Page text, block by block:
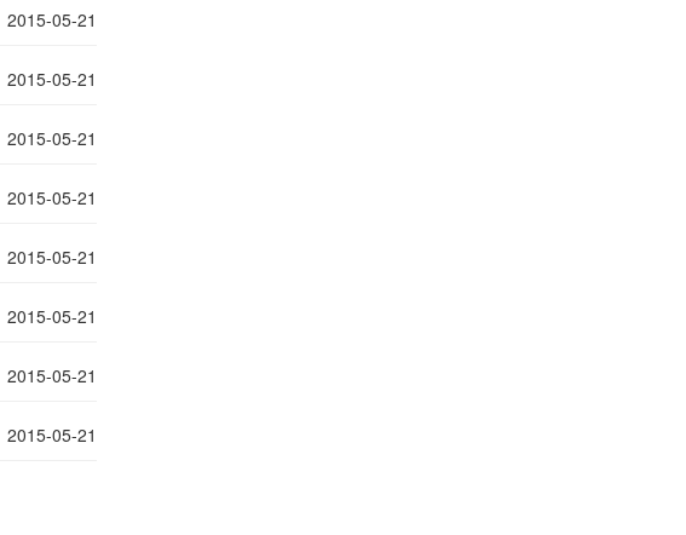
2015-05-21
2015-05-21
2015-05-21
2015-05-21
2015-05-21
2015-05-21
2015-05-21
2015-05-21